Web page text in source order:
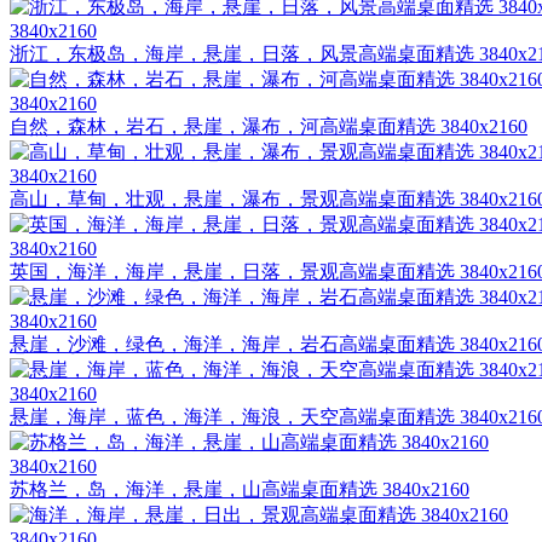
3840x2160
浙江，东极岛，海岸，悬崖，日落，风景高端桌面精选 3840x21
3840x2160
自然，森林，岩石，悬崖，瀑布，河高端桌面精选 3840x2160
3840x2160
高山，草甸，壮观，悬崖，瀑布，景观高端桌面精选
3840x2160
英国，海洋，海岸，悬崖，日落，景观高端桌面精选
3840x2160
悬崖，沙滩，绿色，海洋，海岸，岩石高端桌面精选
3840x2160
悬崖，海岸，蓝色，海洋，海浪，天空高端桌面精选
3840x2160
苏格兰，岛，海洋，悬崖，山高端桌面精选 3840x2160